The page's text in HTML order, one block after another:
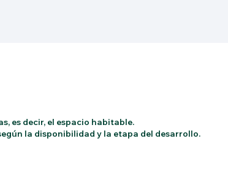
es decir, el espacio habitable.
la disponibilidad y la etapa del desarrollo.